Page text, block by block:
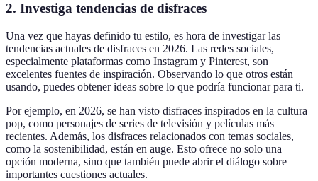
2. Investiga tendencias de disfraces
Una vez que hayas definido tu estilo, es hora de investigar las
tendencias actuales de disfraces en 2026. Las redes sociales,
especialmente plataformas como Instagram y Pinterest, son
excelentes fuentes de inspiración. Observando lo que otros están
usando, puedes obtener ideas sobre lo que podría funcionar para ti.
Por ejemplo, en 2026, se han visto disfraces inspirados en la cultura
pop, como personajes de series de televisión y películas más
recientes. Además, los disfraces relacionados con temas sociales,
como la sostenibilidad, están en auge. Esto ofrece no solo una
opción moderna, sino que también puede abrir el diálogo sobre
importantes cuestiones actuales.